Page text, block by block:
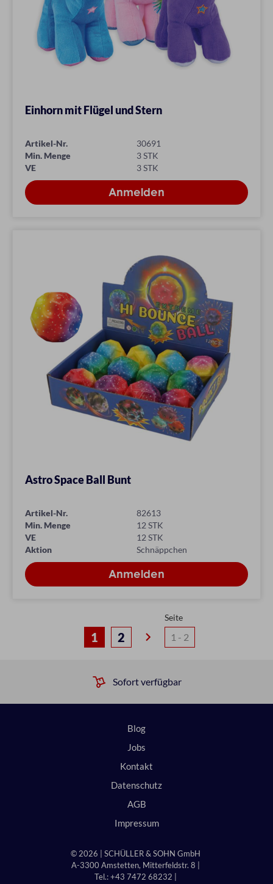
Einhorn mit Flügel und Stern
Artikel-Nr.
30691
Min. Menge
3 STK
VE
3 STK
Astro Space Ball Bunt
Artikel-Nr.
82613
Min. Menge
12 STK
VE
12 STK
Aktion
Schnäppchen
1 2 keyboard_arrow_right
Seite
Sofort verfügbar
© 2026 | SCHÜLLER & SOHN GmbH
A-3300 Amstetten, Mitterfeldstr. 8 |
Tel.: +43 7472 68232 |
Blog
Jobs
Kontakt
Datenschutz
AGB
Impressum